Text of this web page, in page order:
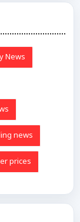
News
news
prices